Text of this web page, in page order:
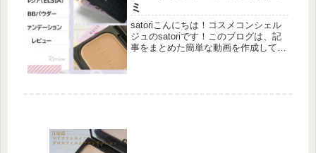
ミ
satoriこんにちは！コスメコンシェル
ジュのsatoriです！このブログは、記
事をまとめた簡単な動画を作成してい